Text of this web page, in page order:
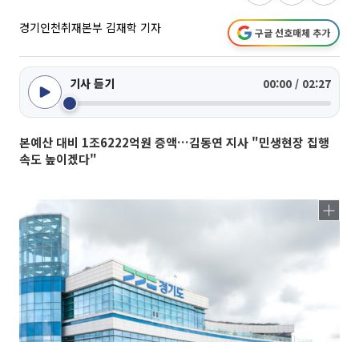
경기인천취재본부 김재학 기자 구글 선호매체 추가
기사 듣기 00:00 / 02:27
본예산 대비 1조6222억원 증액…김동연 지사 "민생현장 집행
속도 높이겠다"